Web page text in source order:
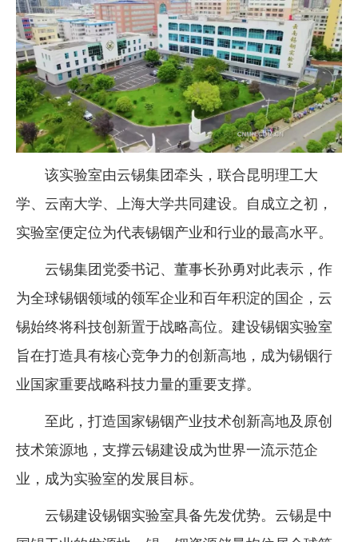
该实验室由云锡集团牵头，联合昆明理工大
学、云南大学、上海大学共同建设。自成立之初，
实验室便定位为代表锡铟产业和行业的最高水平。
云锡集团党委书记、董事长孙勇对此表示，作
为全球锡铟领域的领军企业和百年积淀的国企，云
锡始终将科技创新置于战略高位。建设锡铟实验室
旨在打造具有核心竞争力的创新高地，成为锡铟行
业国家重要战略科技力量的重要支撑。
至此，打造国家锡铟产业技术创新高地及原创
技术策源地，支撑云锡建设成为世界一流示范企
业，成为实验室的发展目标。
云锡建设锡铟实验室具备先发优势。云锡是中